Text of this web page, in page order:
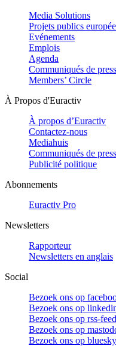
Media Solutions
Projets publics
Evénements
Emplois
Agenda
Communiqués de
Members’ Circle
À Propos d'Euractiv
À propos d’Euractiv
Contactez-nous
Mediahuis
Communiqués de
Publicité politique
Abonnements
Euractiv Pro
Newsletters
Rapporteur
Newsletters en anglais
Social
Bezoek ons op
Bezoek ons op
Bezoek ons op rss-feed
Bezoek ons op
Bezoek ons op bluesky